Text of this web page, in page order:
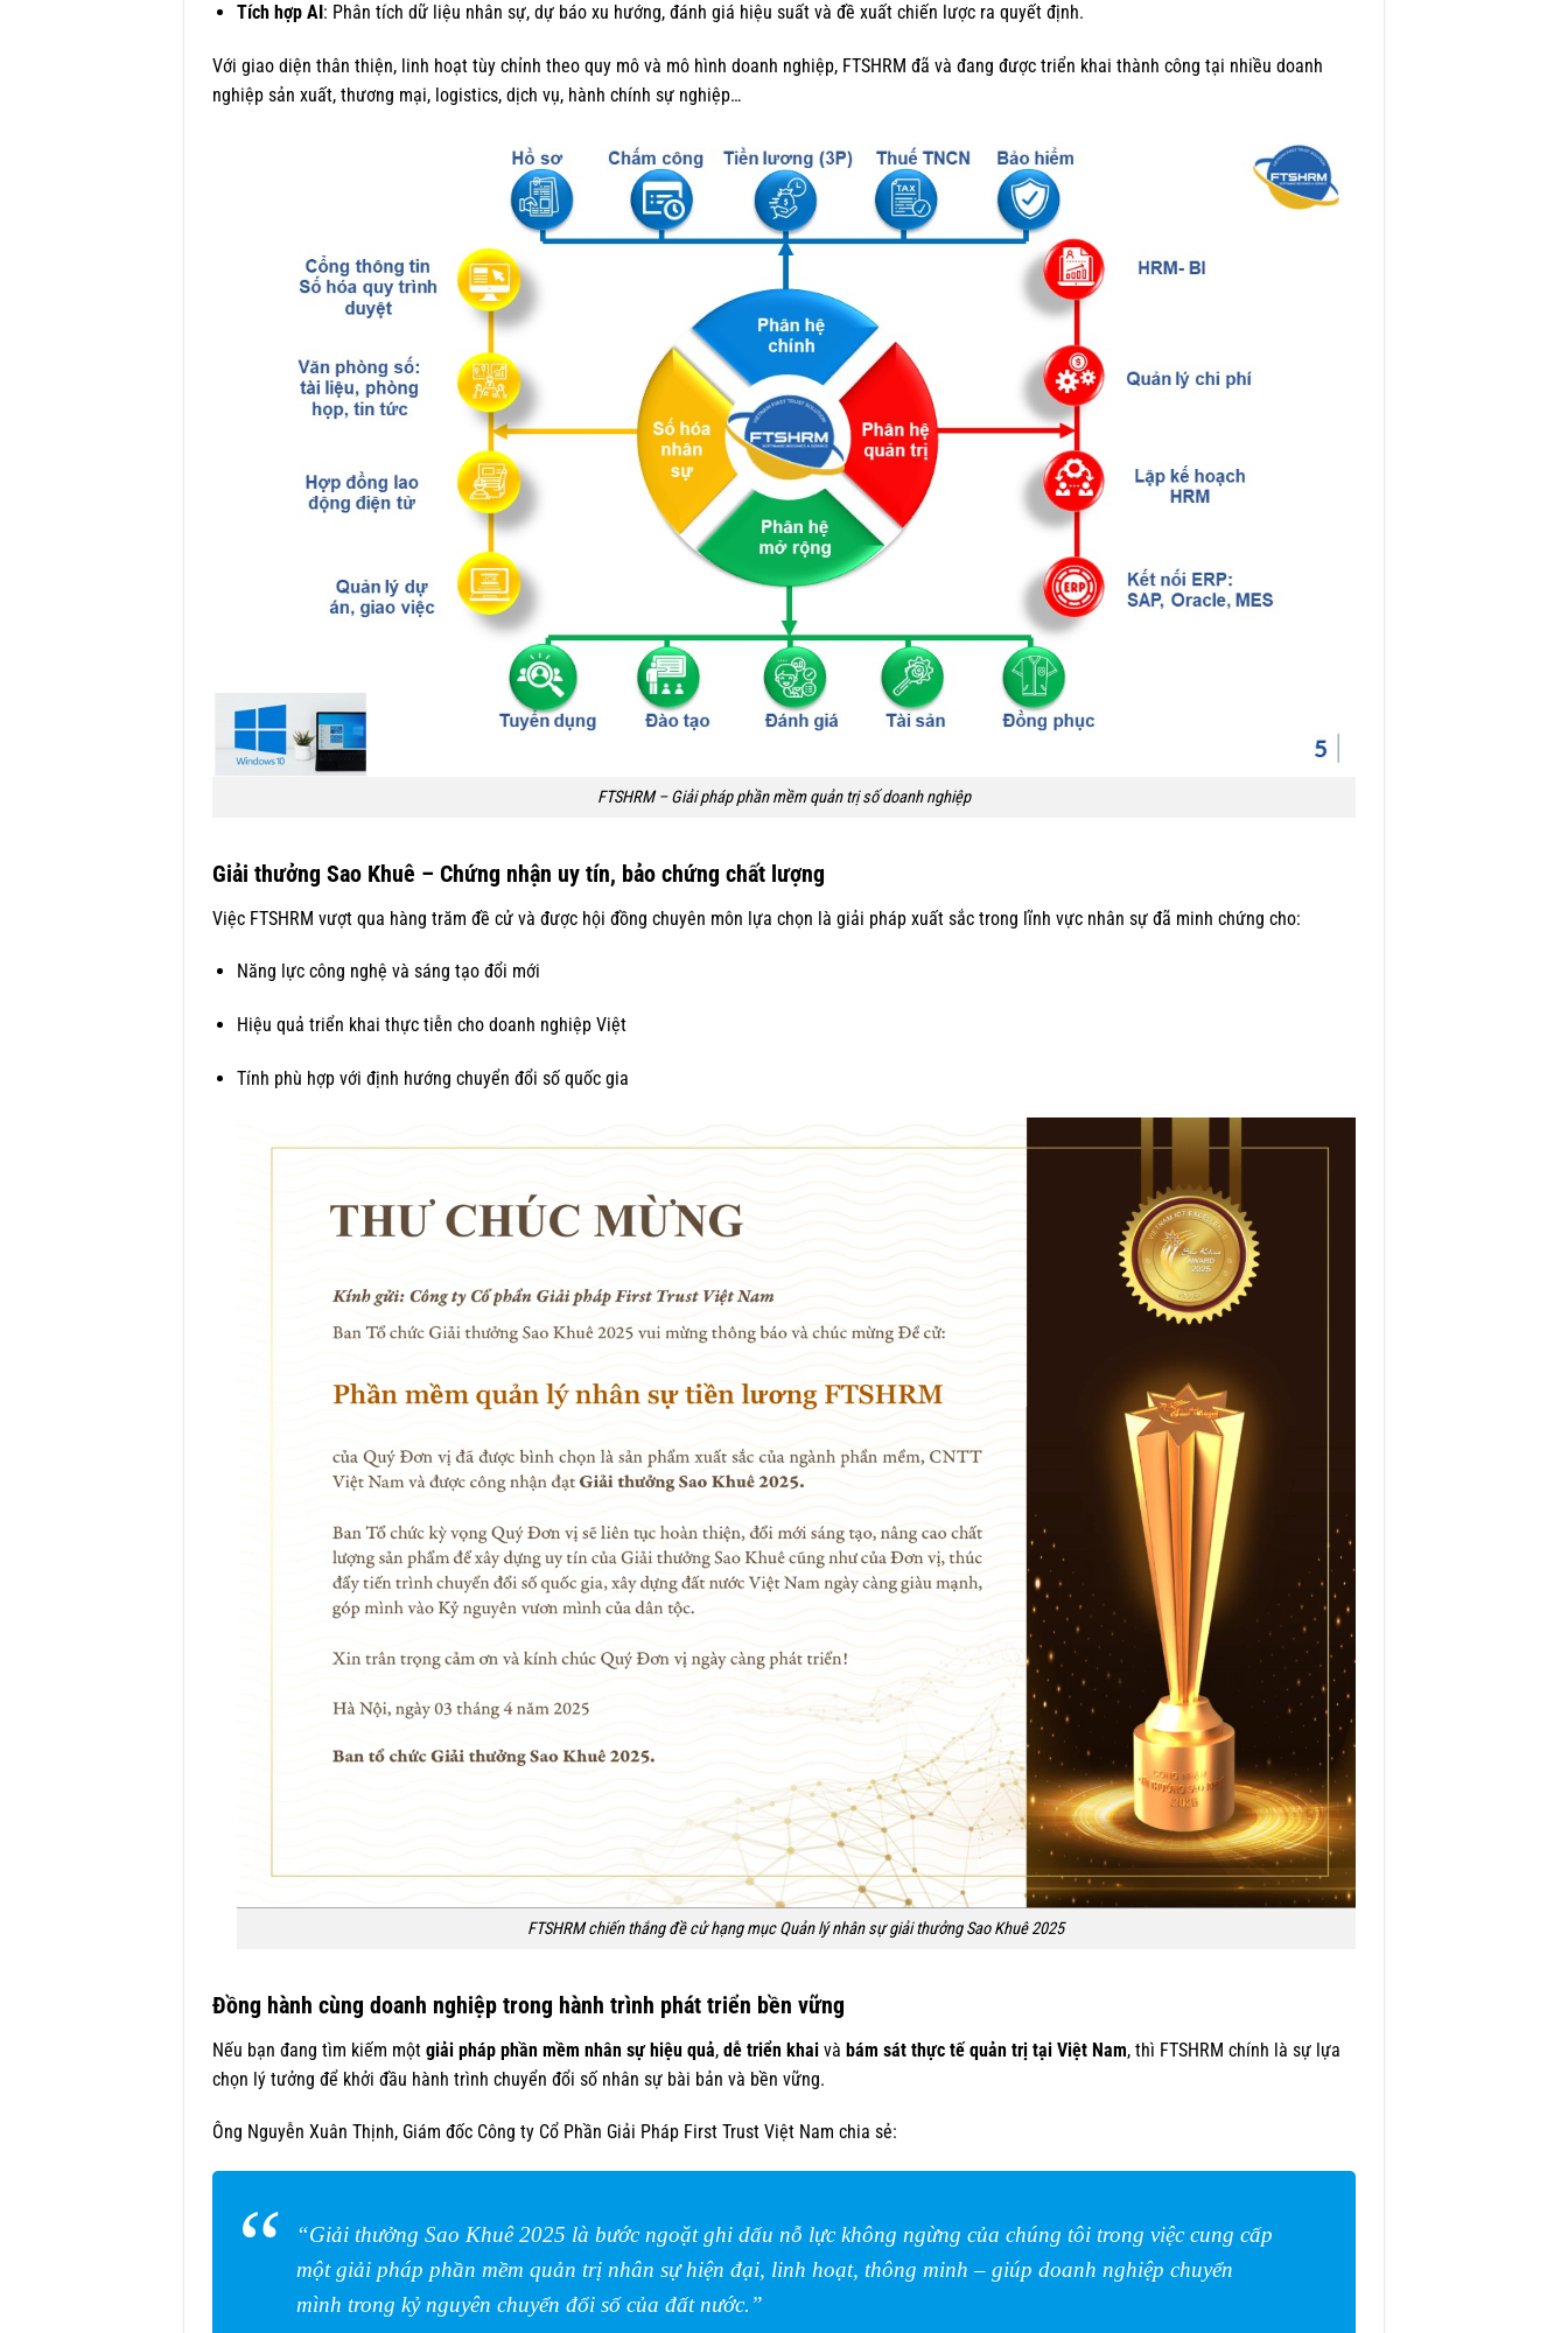
Tích hợp AI: Phân tích dữ liệu nhân sự, dự báo xu hướng, đánh giá hiệu suất và đề xuất chiến lược ra quyết định.
Với giao diện thân thiện, linh hoạt tùy chỉnh theo quy mô và mô hình doanh nghiệp, FTSHRM đã và đang được triển khai thành công tại nhiều doanh
nghiệp sản xuất, thương mại, logistics, dịch vụ, hành chính sự nghiệp…
FTSHRM – Giải pháp phần mềm quản trị số doanh nghiệp
Giải thưởng Sao Khuê – Chứng nhận uy tín, bảo chứng chất lượng
Việc FTSHRM vượt qua hàng trăm đề cử và được hội đồng chuyên môn lựa chọn là giải pháp xuất sắc trong lĩnh vực nhân sự đã minh chứng cho:
Năng lực công nghệ và sáng tạo đổi mới
Hiệu quả triển khai thực tiễn cho doanh nghiệp Việt
Tính phù hợp với định hướng chuyển đổi số quốc gia
FTSHRM chiến thắng đề cử hạng mục Quản lý nhân sự giải thưởng Sao Khuê 2025
Đồng hành cùng doanh nghiệp trong hành trình phát triển bền vững
Nếu bạn đang tìm kiếm một giải pháp phần mềm nhân sự hiệu quả, dễ triển khaivà bám sát thực tế quản trị tại Việt Nam, thì FTSHRM chính là sự lựa
chọn lý tưởng để khởi đầu hành trình chuyển đổi số nhân sự bài bản và bền vững.
Ông Nguyễn Xuân Thịnh, Giám đốc Công ty Cổ Phần Giải Pháp First Trust Việt Nam chia sẻ:
“Giải thưởng Sao Khuê 2025 là bước ngoặt ghi dấu nỗ lực không ngừng của chúng tôi trong việc cung cấp
một giải pháp phần mềm quản trị nhân sự hiện đại, linh hoạt, thông minh – giúp doanh nghiệp chuyển
mình trong kỷ nguyên chuyển đổi số của đất nước.”